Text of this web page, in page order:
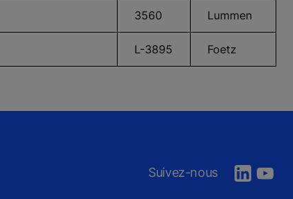
3560 Lummen
L-3895 Foetz
Suivez-nous